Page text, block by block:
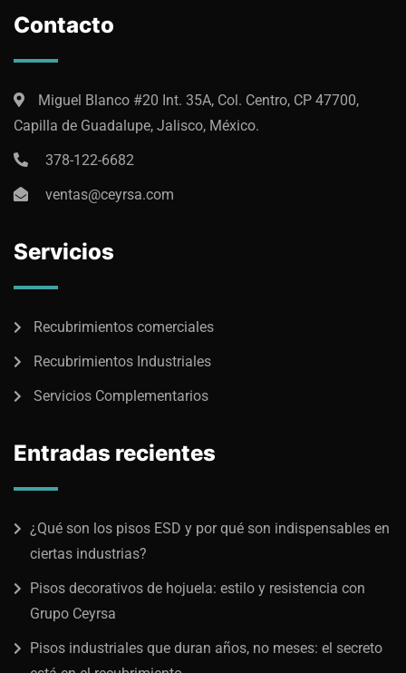
Contacto
Miguel Blanco #20 Int. 35A, Col. Centro, CP 47700,
Capilla de Guadalupe, Jalisco, México.
378-122-6682
ventas@ceyrsa.com
Servicios
Recubrimientos comerciales
Recubrimientos Industriales
Servicios Complementarios
Entradas recientes
¿Qué son los pisos ESD y por qué son indispensables en
ciertas industrias?
Pisos decorativos de hojuela: estilo y resistencia con
Grupo Ceyrsa
Pisos industriales que duran años, no meses: el secreto